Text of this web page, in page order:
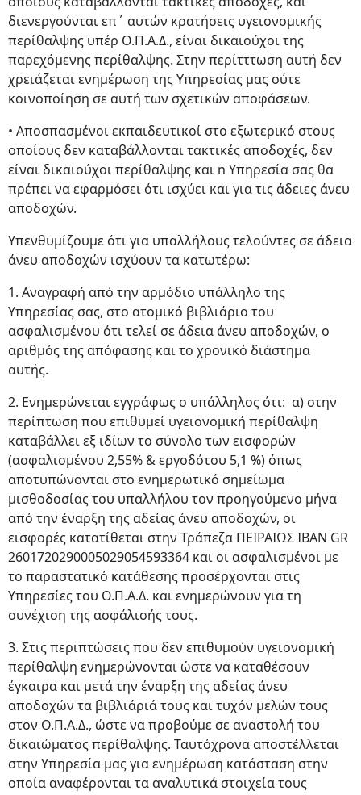
διενεργούνται επ΄ αυτών κρατήσεις υγειονομικής
περίθαλψης υπέρ Ο.Π.Α.Δ., είναι δικαιούχοι της
παρεχόμενης περίθαλψης. Στην περίτττωση αυτή δεν
χρειάζεται ενημέρωση της Υπηρεσίας μας ούτε
κοινοποίηση σε αυτή των σχετικών αποφάσεων.
• Αποσπασμένοι εκπαιδευτικοί στο εξωτερικό στους
οποίους δεν καταβάλλονται τακτικές αποδοχές, δεν
είναι δικαιούχοι περίθαλψης και n Υπηρεσία σας θα
πρέπει να εφαρμόσει ότι ισχύει και για τις άδειες άνευ
αποδοχών.
Υπενθυμίζουμε ότι για υπαλλήλους τελούντες σε άδεια
άνευ αποδοχών ισχύουν τα κατωτέρω:
1. Αναγραφή από την αρμόδιο υπάλληλο της
Υπηρεσίας σας, στο ατομικό βιβλιάριο του
ασφαλισμένου ότι τελεί σε άδεια άνευ αποδοχών, ο
αριθμός της απόφασης και το χρονικό διάστημα
αυτής.
2. Ενημερώνεται εγγράφως ο υπάλληλος ότι: α) στην
περίπτωση που επιθυμεί υγειονομική περίθαλψη
καταβάλλει εξ ιδίων το σύνολο των εισφορών
(ασφαλισμένου 2,55% & εργοδότου 5,1 %) όπως
αποτυπώνονται στο ενημερωτικό σημείωμα
μισθοδοσίας του υπαλλήλου τον προηγούμενο μήνα
από την έναρξη της αδείας άνευ αποδοχών, οι
εισφορές κατατίθεται στην Τράπεζα ΠΕΙΡΑΙΩΣ IBAN GR
2601720290005029054593364 και οι ασφαλισμένοι με
το παραστατικό κατάθεσης προσέρχονται στις
Υπηρεσίες του Ο.Π.Α.Δ. και ενημερώνουν για τη
συνέχιση της ασφάλισής τους.
3. Στις περιπτώσεις που δεν επιθυμούν υγειονομική
περίθαλψη ενημερώνονται ώστε να καταθέσουν
έγκαιρα και μετά την έναρξη της αδείας άνευ
αποδοχών τα βιβλιάριά τους και τυχόν μελών τους
στον Ο.Π.Α.Δ., ώστε να προβούμε σε αναστολή του
δικαιώματος περίθαλψης. Ταυτόχρονα αποστέλλεται
στην Υπηρεσία μας για ενημέρωση κατάσταση στην
οποία αναφέρονται τα αναλυτικά στοιχεία τους